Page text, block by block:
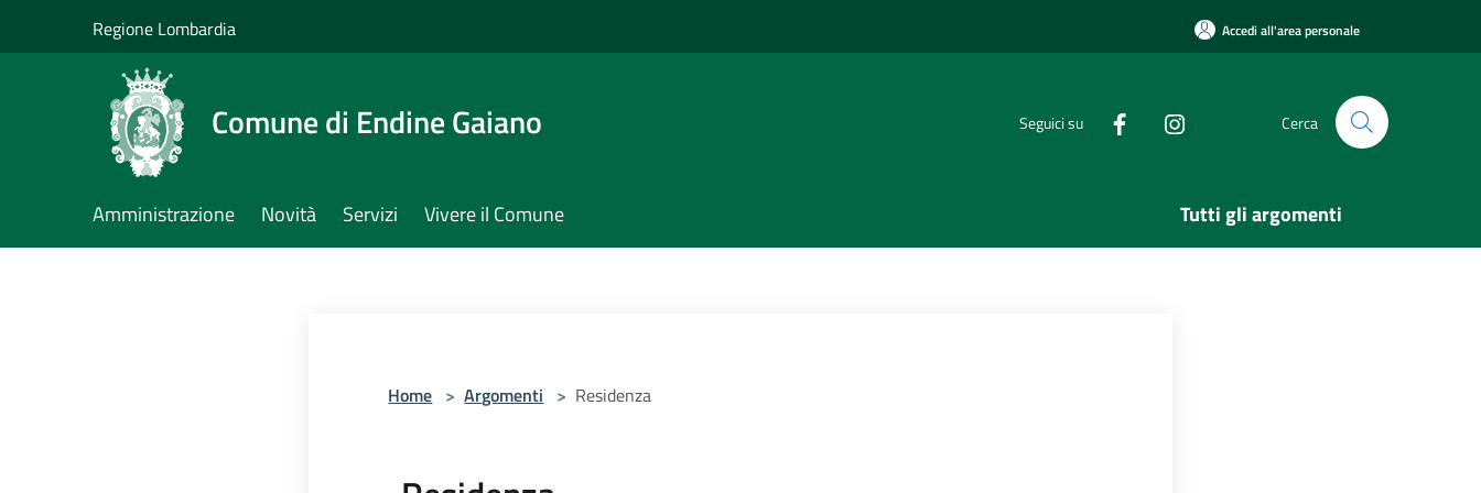
Regione Lombardia Accedi all'area personale
Comune di Endine Gaiano Seguici su Cerca
Amministrazione Novità Servizi Vivere il Comune Tutti gli argomenti
Home > Argomenti > Residenza